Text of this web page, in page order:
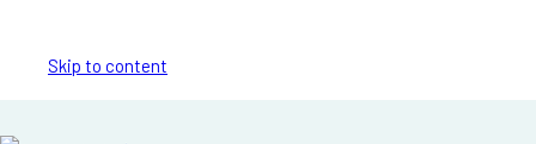
Skip to content